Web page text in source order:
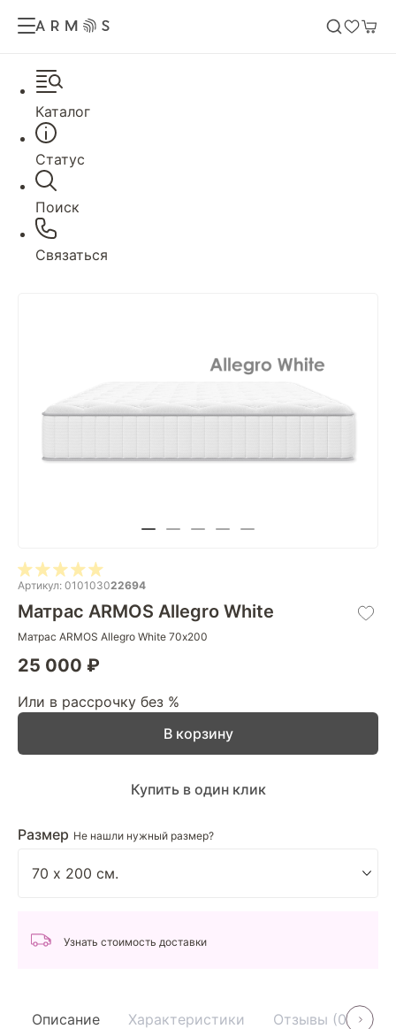
Каталог
Статус
Поиск
Связаться
Артикул: 010103022694
Матрас ARMOS Allegro White
Матрас ARMOS Allegro White 70х200
25 000 ₽
Или в рассрочку без %
Размер Не нашли нужный размер?
В корзину
Купить в один клик
Узнать стоимость доставки
Описание Характеристики Отзывы (0)